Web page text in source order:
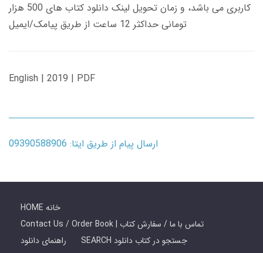
کاربری می باشد، و زمان تحویل لینک دانلود کتاب های 500 هزار
تومانی حداکثر 12 ساعت از طریق پیامک/ایمیل
English | 2019 | PDF
ارسال پیام از طریق ایتا: 09390588906
HOME خانه
Contact Us / Order Book | تماس با ما / سفارش کتاب
راهنمای دانلود
SEARCH جستجو در کتاب دانلود